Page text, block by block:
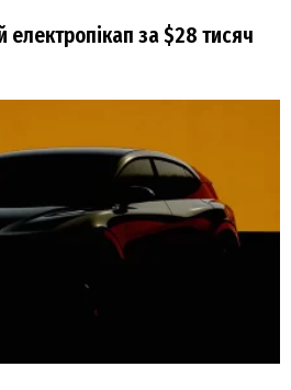
електропікап за $28 тисяч